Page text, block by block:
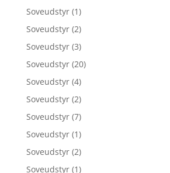
Soveudstyr (1)
Soveudstyr (2)
Soveudstyr (3)
Soveudstyr (20)
Soveudstyr (4)
Soveudstyr (2)
Soveudstyr (7)
Soveudstyr (1)
Soveudstyr (2)
Soveudstyr (1)